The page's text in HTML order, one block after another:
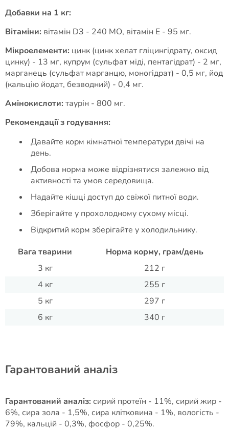
Добавки на 1 кг:
Вітаміни: вітамін D3 - 240 МО, вітамін Е - 95 мг.
Мікроелементи: цинк (цинк хелат гліцингідрату, оксид
цинку) - 13 мг, купрум (сульфат міді, пентагідрат) - 2 мг,
марганець (сульфат марганцю, моногідрат) - 0,5 мг, йод
(кальцію йодат, безводний) - 0,4 мг.
Амінокислоти: таурін - 800 мг.
Рекомендації з годування:
Давайте корм кімнатної температури двічі на
день.
Добова норма може відрізнятися залежно від
активності та умов середовища.
Надайте кішці доступ до свіжої питної води.
Зберігайте у прохолодному сухому місці.
Відкритий корм зберігайте у холодильнику.
Вага тварини
Норма корму, грам/день
3 кг
212 г
4 кг
255 г
5 кг
297 г
6 кг
340 г
Гарантований аналіз
Гарантований аналіз: сирий протеїн - 11%, сирий жир -
6%, сира зола - 1,5%, сира клітковина - 1%, вологість -
79%, кальцій - 0,3%, фосфор - 0,25%.